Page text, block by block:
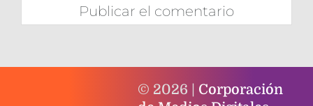
© 2026 | Corporación